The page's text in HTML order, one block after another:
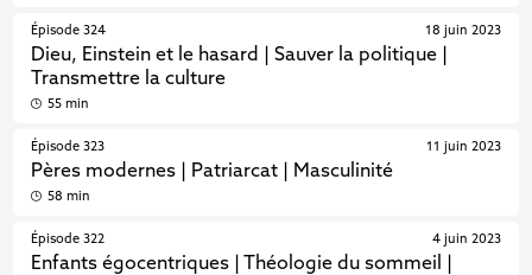
Épisode 324
Dieu, Einstein et le hasard | Sauver la politique |
Transmettre la culture
18 juin 2023
55 min
Épisode 323
Pères modernes | Patriarcat | Masculinité
11 juin 2023
58 min
Épisode 322
Enfants égocentriques | Théologie du sommeil |
4 juin 2023